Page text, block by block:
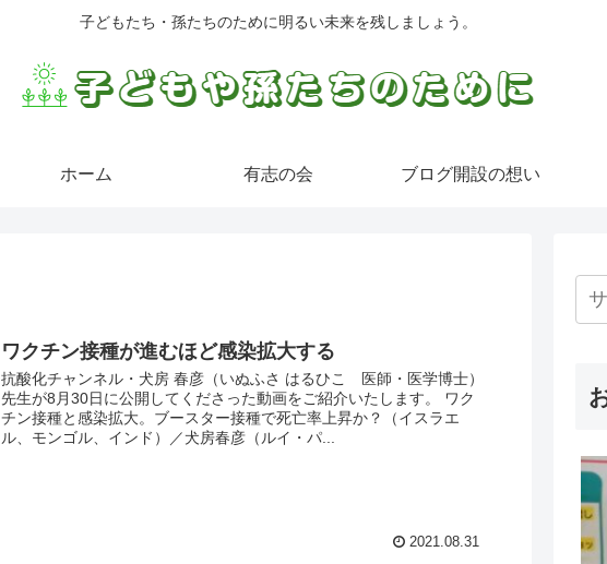
子どもたち・孫たちのために明るい未来を残しましょう。
ホーム 有志の会 ブログ開設の想い
ワクチン接種が進むほど感染拡大する
抗酸化チャンネル・犬房 春彦（いぬふさ はるひこ 医師・医学博士）
先生が8月30日に公開してくださった動画をご紹介いたします。 ワク
チン接種と感染拡大。ブースター接種で死亡率上昇か？（イスラエ
ル、モンゴル、インド）／犬房春彦（ルイ・パ...
2021.08.31